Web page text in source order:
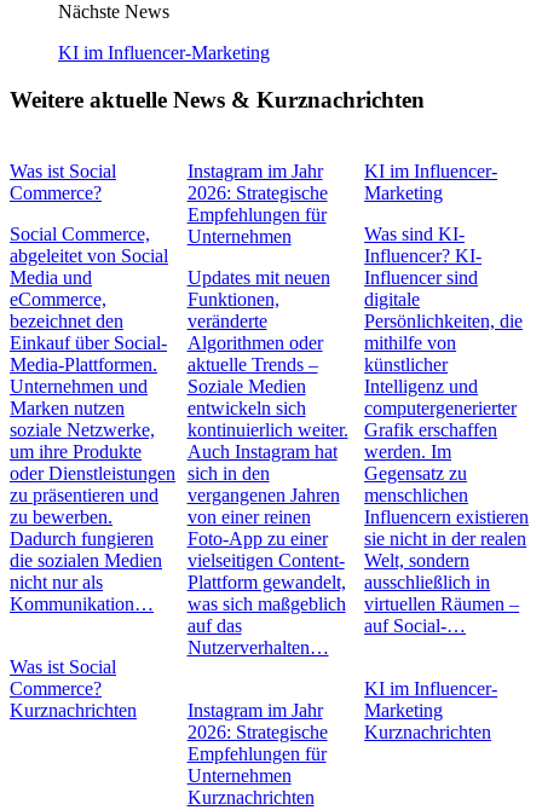
Nächste News
KI im Influencer-Marketing
Weitere aktuelle News & Kurznachrichten
Was ist Social
Commerce?
Social Commerce,
abgeleitet von Social
Media und
eCommerce,
bezeichnet den
Einkauf über Social-
Media-Plattformen.
Unternehmen und
Marken nutzen
soziale Netzwerke,
um ihre Produkte
oder Dienstleistungen
zu präsentieren und
zu bewerben.
Dadurch fungieren
die sozialen Medien
nicht nur als
Kommunikation…
Was ist Social
Commerce?
Kurznachrichten
Instagram im Jahr
2026: Strategische
Empfehlungen für
Unternehmen
Updates mit neuen
Funktionen,
veränderte
Algorithmen oder
aktuelle Trends –
Soziale Medien
entwickeln sich
kontinuierlich weiter.
Auch Instagram hat
sich in den
vergangenen Jahren
von einer reinen
Foto-App zu einer
vielseitigen Content-
Plattform gewandelt,
was sich maßgeblich
auf das
Nutzerverhalten…
Instagram im Jahr
2026: Strategische
Empfehlungen für
Unternehmen
Kurznachrichten
KI im Influencer-
Marketing
Was sind KI-
Influencer? KI-
Influencer sind
digitale
Persönlichkeiten, die
mithilfe von
künstlicher
Intelligenz und
computergenerierter
Grafik erschaffen
werden. Im
Gegensatz zu
menschlichen
Influencern existieren
sie nicht in der realen
Welt, sondern
ausschließlich in
virtuellen Räumen –
auf Social-…
KI im Influencer-
Marketing
Kurznachrichten